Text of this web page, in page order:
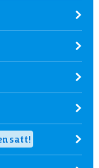
satt!